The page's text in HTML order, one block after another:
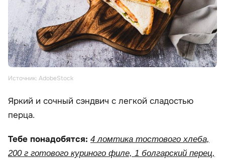
Источник: AdobeStock
Яркий и сочный сэндвич с легкой сладостью
перца.
Тебе понадобятся: 4 ломтика тостового хлеба,
200 г готового куриного филе, 1 болгарский перец,